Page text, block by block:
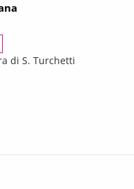
di S. Turchetti